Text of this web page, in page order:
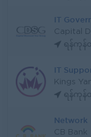
IT
Capital
ရန်ကုန်
IT
Kings
ရန်ကုန်
Network
CB Bank